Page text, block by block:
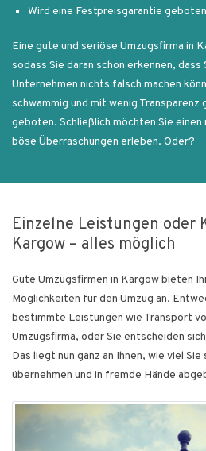
Wird eine Festpreisgarantie
Eine gute und seriöse Umzugsfirma in
sodass Sie daran schon erkennen, dass
Unternehmen nichts falsch machen
schwammig und mit wenig
geboten. Schließlich möchten Sie einen
böse Überraschungen erleben. Oder?
Einzelne Leistungen oder
Kargow – alles möglich
Gute Umzugsfirmen in Kargow bieten
Möglichkeiten für den Umzug an.
bestimmte Leistungen wie Transport
Umzugsfirma, oder Sie entscheiden
Das liegt nun ganz an Ihnen, wie viel
übernehmen und in fremde Hände